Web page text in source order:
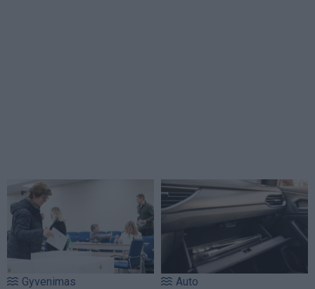
Gyvenimas Auto